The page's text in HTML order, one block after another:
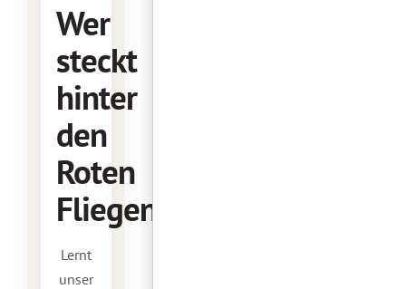
Wer
steckt
hinter
den
Roten
Fliegen?
Lernt
unser